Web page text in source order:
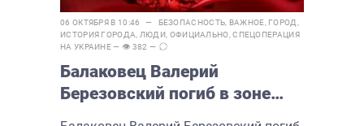
06 ОКТЯБРЯ В 10:46 — БЕЗОПАСНОСТЬ ВАЖНОЕ ГОРОД
ИСТОРИЯ ГОРОДА
ЛЮДИ ОФИЦИАЛЬНО ,СПЕЦОПЕРАЦИЯ
НА УКРАИНЕ— 👁 382 —
Балаковец Валерий
Березовский погиб в зоне